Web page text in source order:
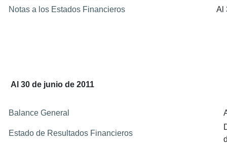
Notas a los Estados Financieros
Al
Al 30 de junio de 2011
Balance General
Estado de Resultados Financieros